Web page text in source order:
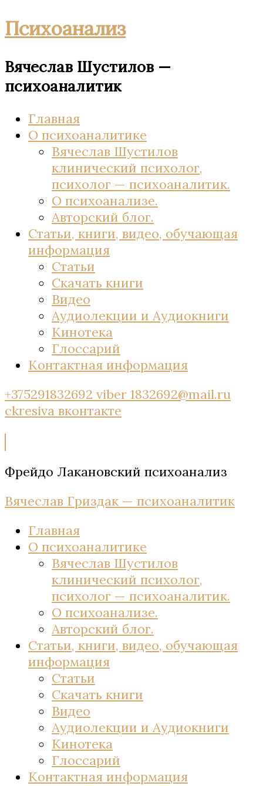
Психоанализ
Вячеслав Шустилов —
психоаналитик
Главная
О психоаналитике
Вячеслав Шустилов
клинический психолог,
психолог — психоаналитик.
О психоанализе.
Авторский блог.
Статьи, книги, видео, обучающая
информация
Статьи
Скачать книги
Видео
Аудиолекции и Аудиокниги
Кинотека
Глоссарий
Контактная информация
+375291832692 viber 1832692@mail.ru
ckresiva вконтакте
Фрейдо Лакановский психоанализ
Вячеслав Гриздак — психоаналитик
Главная
О психоаналитике
Вячеслав Шустилов
клинический психолог,
психолог — психоаналитик.
О психоанализе.
Авторский блог.
Статьи, книги, видео, обучающая
информация
Статьи
Скачать книги
Видео
Аудиолекции и Аудиокниги
Кинотека
Глоссарий
Контактная информация